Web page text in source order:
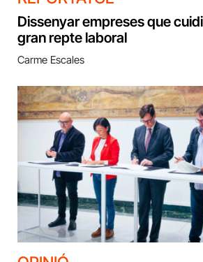
Dissenyar empreses que
gran repte laboral
Carme Escales